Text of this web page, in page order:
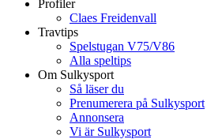
Profiler
Claes Freidenvall
Travtips
Spelstugan V75/V86
Alla speltips
Om Sulkysport
Så läser du
Prenumerera på Sulkysport
Annonsera
Vi är Sulkysport